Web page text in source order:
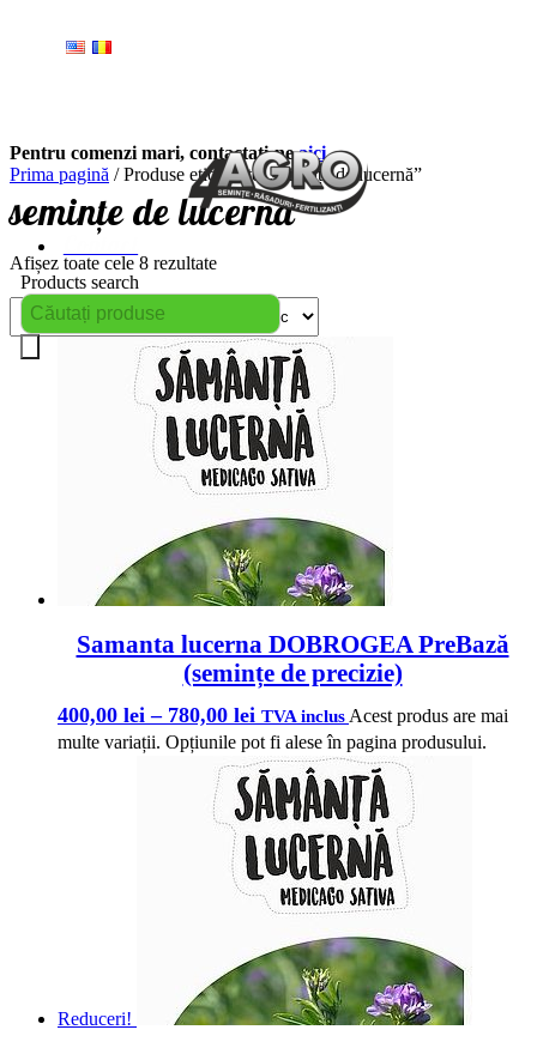
Contact
Products search
Pentru comenzi mari, contactați-neaici.
Prima pagină / Produse etichetate „semințe de lucernă”
semințe de lucernă
Afișez toate cele 8 rezultate
Samanta lucerna DOBROGEA PreBază
(semințe de precizie)
400,00 lei – 780,00 lei TVA inclus Acest produs are mai
multe variații. Opțiunile pot fi alese în pagina produsului.
Reduceri!